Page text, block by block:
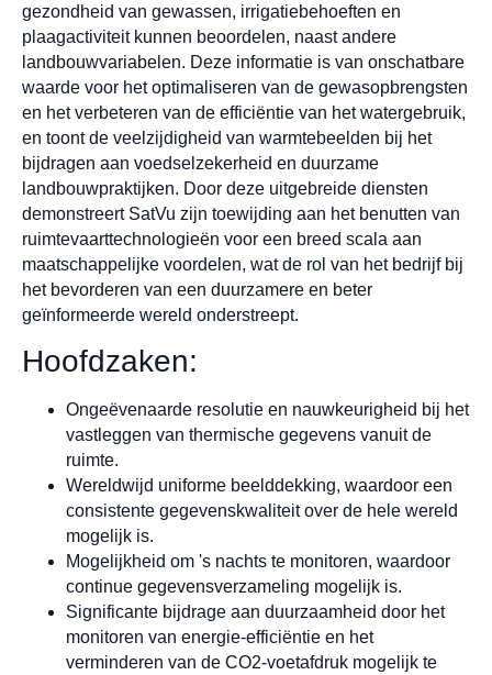
gezondheid van gewassen, irrigatiebehoeften en
plaagactiviteit kunnen beoordelen, naast andere
landbouwvariabelen. Deze informatie is van onschatbare
waarde voor het optimaliseren van de gewasopbrengsten
en het verbeteren van de efficiëntie van het watergebruik,
en toont de veelzijdigheid van warmtebeelden bij het
bijdragen aan voedselzekerheid en duurzame
landbouwpraktijken. Door deze uitgebreide diensten
demonstreert SatVu zijn toewijding aan het benutten van
ruimtevaarttechnologieën voor een breed scala aan
maatschappelijke voordelen, wat de rol van het bedrijf bij
het bevorderen van een duurzamere en beter
geïnformeerde wereld onderstreept.
Hoofdzaken:
Ongeëvenaarde resolutie en nauwkeurigheid bij het
vastleggen van thermische gegevens vanuit de
ruimte.
Wereldwijd uniforme beelddekking, waardoor een
consistente gegevenskwaliteit over de hele wereld
mogelijk is.
Mogelijkheid om 's nachts te monitoren, waardoor
continue gegevensverzameling mogelijk is.
Significante bijdrage aan duurzaamheid door het
monitoren van energie-efficiëntie en het
verminderen van de CO2-voetafdruk mogelijk te